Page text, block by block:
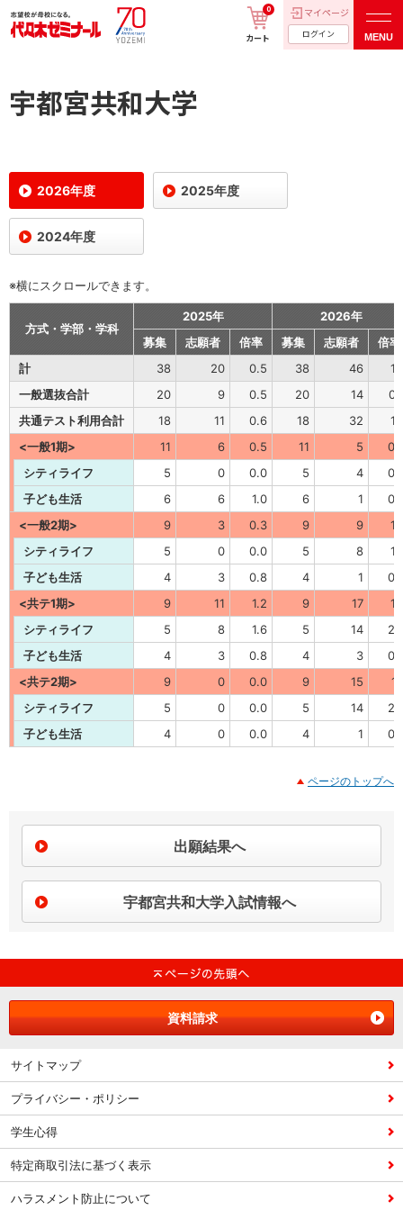
カート
0 マイページ
ログイン MENU
宇都宮共和大学
2026年度 2025年度
2024年度
※横にスクロールできます。
方式・学部・学科
2025年
2026年
募集
志願者 倍率 募集 志願者
倍率
計
38 20 0.5 38 46
一般選抜合計
20 9 0.5 20 14
共通テスト利用合計
18 11 0.6 18 32
<一般1期>
11 6 0.5 11 5
シティライフ
5 0 0.0 5 4
子ども生活
6 6 1.0 6 1
<一般2期>
9 3 0.3 9 9
シティライフ
5 0 0.0 5 8
子ども生活
4 3 0.8 4 1
<共テ1期>
9 11 1.2 9 17
シティライフ
5 8 1.6 5 14
子ども生活
4 3 0.8 4 3
<共テ2期>
9 0 0.0 9 15
シティライフ
5 0 0.0 5 14
子ども生活
4 0 0.0 4 1
ページのトップへ
出願結果へ
宇都宮共和大学入試情報へ
資料請求
サイトマップ
プライバシー・ポリシー
学生心得
特定商取引法に基づく表示
ハラスメント防止について